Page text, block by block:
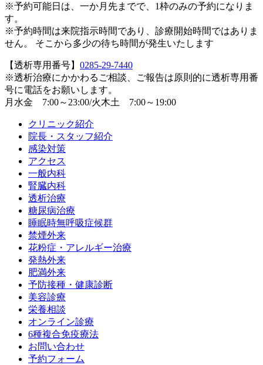
※予約可能日は、一か月先までで、1枠のみの予約になりま
す。
※予約時間は来院指示時間であり、診療開始時間ではありま
せん。 そこから多少の待ち時間が発生いたします
【透析専用番号】 0285-29-7440
※透析治療にかかわるご相談、ご報告は原則的に透析専用番
号に電話をお願いします。
月水金 7:00～23:00/火木土 7:00～19:00
クリニック紹介
院長・スタッフ紹介
感染対策
アクセス
一般内科
腎臓内科
透析治療
糖尿病治療
睡眠時無呼吸症候群
禁煙外来
花粉症・アレルギー治療
発熱外来
肥満外来
予防接種・健康診断
美容診療
栄養相談
オンライン診療
6種複合免疫療法
お問い合わせ
予約フォーム